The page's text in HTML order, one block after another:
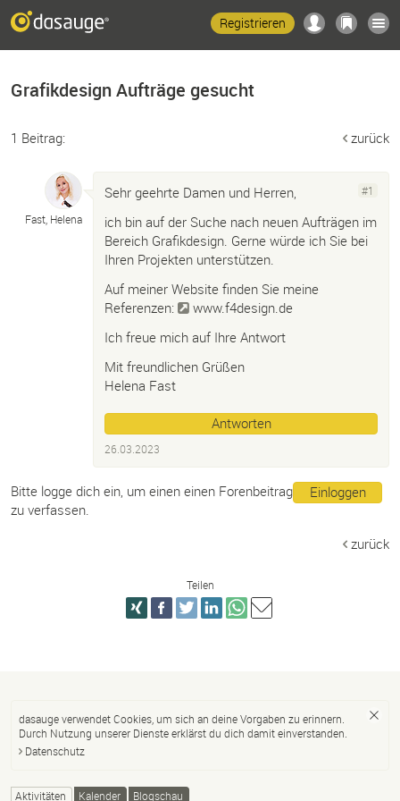
Registrieren
Grafikdesign Aufträge gesucht
1 Beitrag: zurück
Fast, Helena
#1
Sehr geehrte Damen und Herren,
ich bin auf der Suche nach neuen Aufträgen im
Bereich Grafikdesign. Gerne würde ich Sie bei
Ihren Projekten unterstützen.
Auf meiner Website finden Sie meine
Referenzen:
www.f4design.de
Ich freue mich auf Ihre Antwort
Mit freundlichen Grüßen
Helena Fast
Antworten
26.03.2023
Einloggen
Bitte logge dich ein, um einen einen Forenbeitrag
zu verfassen.
zurück
Teilen
dasauge verwendet Cookies, um sich an deine Vorgaben zu erinnern.
Durch Nutzung unserer Dienste erklärst du dich damit einverstanden.
Datenschutz
Aktivitäten Kalender Blogschau